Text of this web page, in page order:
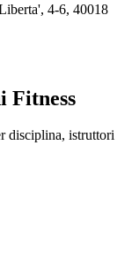
4-6, 40018
Fitness
disciplina, istruttori